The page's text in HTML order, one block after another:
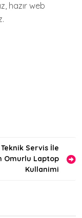
hazır web
Servis İle
Omurlu Laptop
Kullanimi